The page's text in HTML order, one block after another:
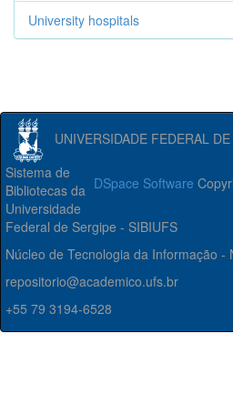
University hospitals
UNIVERSIDADE FEDERAL
DSpace Software
Sistema de
Bibliotecas da
Universidade
Federal de Sergipe - SIBIUFS
Núcleo de Tecnologia da Informação -
repositorio@academico.ufs.br
+55 79 3194-6528